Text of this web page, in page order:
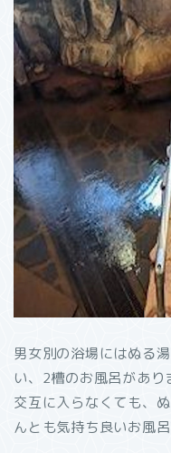
男女別の浴場にはぬる
い、2槽のお風呂があり
交互に入らなくても、
んとも気持ち良いお風呂